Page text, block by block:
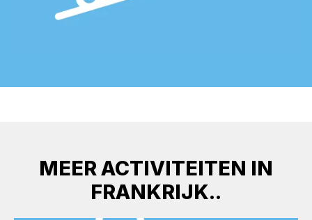
MEER ACTIVITEITEN IN
FRANKRIJK..